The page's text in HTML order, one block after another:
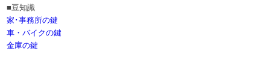
■豆知識
家･事務所の鍵
車・バイクの鍵
金庫の鍵